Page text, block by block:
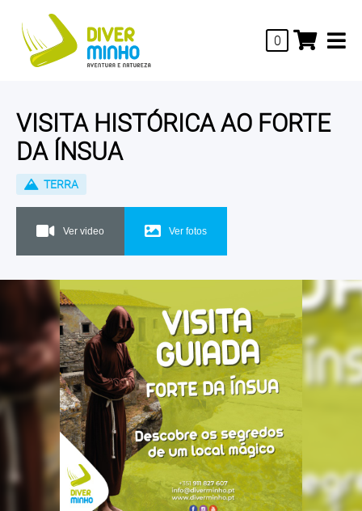
0
VISITA HISTÓRICA AO FORTE
DA ÍNSUA
TERRA
Ver video Ver fotos